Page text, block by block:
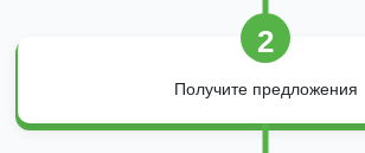
2
Получите предложения